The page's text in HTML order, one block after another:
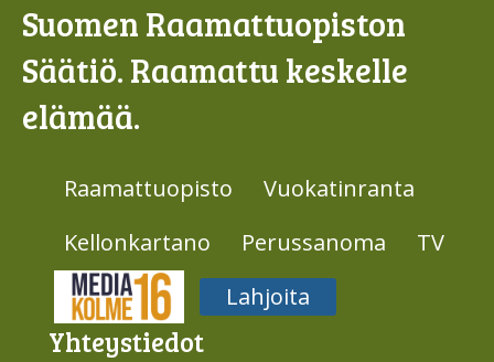
Suomen Raamattuopiston
Säätiö. Raamattu keskelle
elämää.
Raamattuopisto
Vuokatinranta
Kellonkartano
Perussanoma
TV
Media316
Lahjoita
Yhteys­tiedot